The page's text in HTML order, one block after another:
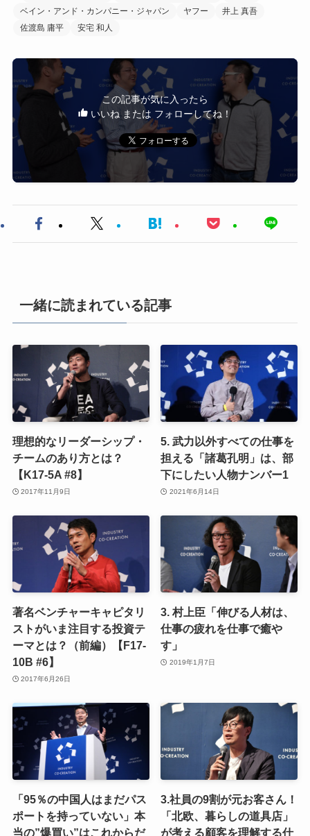
ベイン・アンド・カンパニー・ジャパン
ヤフー
井上 真吾
佐渡島 庸平
安宅 和人
この記事が気に入ったら
いいね または フォローしてね！
一緒に読まれている記事
理想的なリーダーシップ・
チームのあり方とは？
【K17-5A #8】
2017年11月9日
5. 武力以外すべての仕事を
担える「諸葛孔明」は、部
下にしたい人物ナンバー1
2021年6月14日
著名ベンチャーキャピタリ
ストがいま注目する投資テ
ーマとは？（前編）【F17-
10B #6】
2017年6月26日
3. 村上臣「伸びる人材は、
仕事の疲れを仕事で癒や
す」
2019年1月7日
「95％の中国人はまだパス
ポートを持っていない」本
当の”爆買い”はこれからだ
3.社員の9割が元お客さん！
「北欧、暮らしの道具店」
が考える顧客を理解する仕